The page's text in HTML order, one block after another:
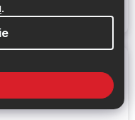
.
(9/2009-2/2015)